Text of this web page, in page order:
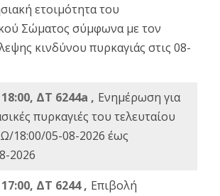
ετοιμότητα του
Σώματος σύμφωνα με τον
κινδύνου πυρκαγιάς στις 08-
ΔΤ 6244a , Ενημέρωση για
πυρκαγιές του τελευταίου
18:00/05-08-2026 έως
2026
ΔΤ 6244 , Επιβολή